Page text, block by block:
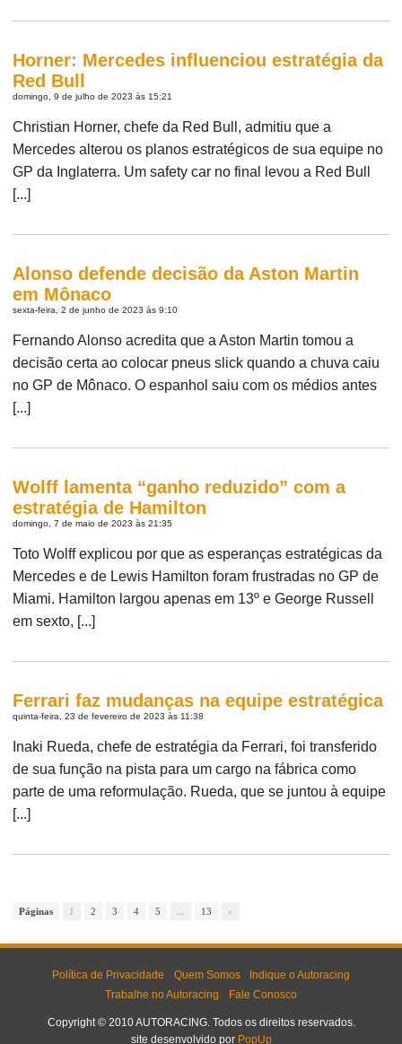
Horner: Mercedes influenciou estratégia da
Red Bull
domingo, 9 de julho de 2023 às 15:21
Christian Horner, chefe da Red Bull, admitiu que a
Mercedes alterou os planos estratégicos de sua equipe no
GP da Inglaterra. Um safety car no final levou a Red Bull
[...]
Alonso defende decisão da Aston Martin
em Mônaco
sexta-feira, 2 de junho de 2023 às 9:10
Fernando Alonso acredita que a Aston Martin tomou a
decisão certa ao colocar pneus slick quando a chuva caiu
no GP de Mônaco. O espanhol saiu com os médios antes
[...]
Wolff lamenta “ganho reduzido” com a
estratégia de Hamilton
domingo, 7 de maio de 2023 às 21:35
Toto Wolff explicou por que as esperanças estratégicas da
Mercedes e de Lewis Hamilton foram frustradas no GP de
Miami. Hamilton largou apenas em 13º e George Russell
em sexto, [...]
Ferrari faz mudanças na equipe estratégica
quinta-feira, 23 de fevereiro de 2023 às 11:38
Inaki Rueda, chefe de estratégia da Ferrari, foi transferido
de sua função na pista para um cargo na fábrica como
parte de uma reformulação. Rueda, que se juntou à equipe
[...]
Páginas 1 2 3 4 5 ... 13 »
Política de Privacidade Quem Somos
Indique o Autoracing
Trabalhe no Autoracing
Fale Conosco
Copyright © 2010 AUTORACING. Todos os direitos reservados.
site desenvolvido por PopUp